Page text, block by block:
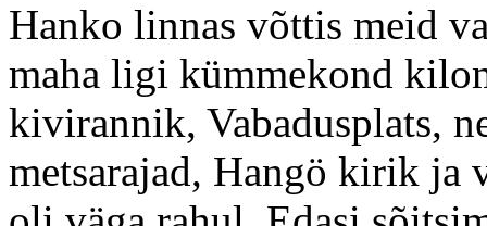
Hanko linnas võttis meid
maha ligi kümmekond
kivirannik, Vabadusplats,
metsarajad, Hangö kirik ja